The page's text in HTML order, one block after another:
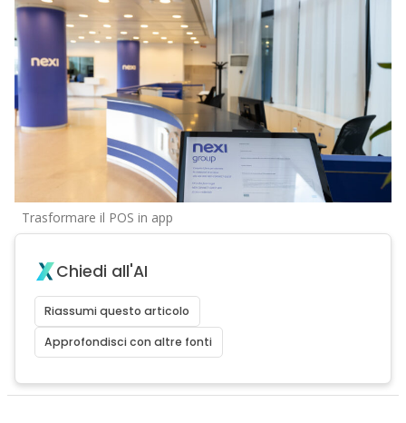
Trasformare il POS in app
Chiedi all'AI
Riassumi questo articolo
Approfondisci con altre fonti